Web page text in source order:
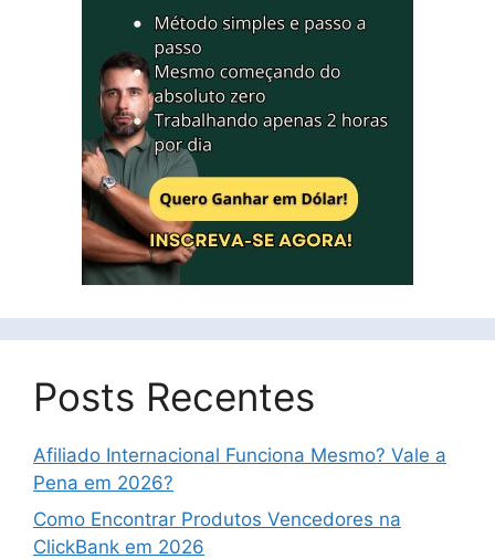
Posts Recentes
Afiliado Internacional Funciona Mesmo? Vale a
Pena em 2026?
Como Encontrar Produtos Vencedores na
ClickBank em 2026